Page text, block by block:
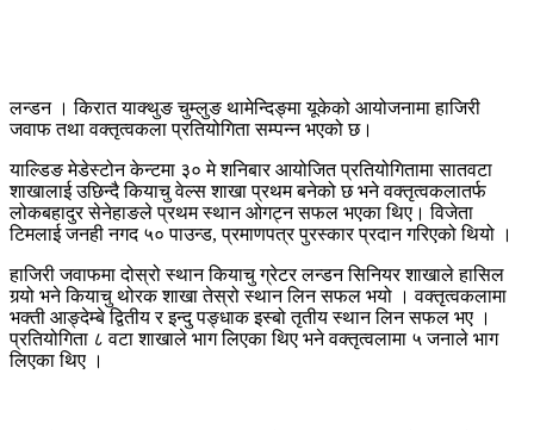
लन्डन । किरात याक्थुङ चुम्लुङ थामेन्दिङ्मा यूकेको आयोजनामा हाजिरी
जवाफ तथा वक्तृत्वकला प्रतियोगिता सम्पन्न भएको छ।
याल्डिङ मेडेस्टोन केन्टमा ३० मे शनिबार आयोजित प्रतियोगितामा सातवटा
शाखालाई उछिन्दै कियाचु वेल्स शाखा प्रथम बनेको छ भने वक्तृत्वकलातर्फ
लोकबहादुर सेनेहाङले प्रथम स्थान ओगट्न सफल भएका थिए। विजेता
टिमलाई जनही नगद ५० पाउन्ड, प्रमाणपत्र पुरस्कार प्रदान गरिएको थियो ।
हाजिरी जवाफमा दोस्रो स्थान कियाचु ग्रेटर लन्डन सिनियर शाखाले हासिल
गर्‍यो भने कियाचु थोरक शाखा तेस्रो स्थान लिन सफल भयो । वक्तृत्वकलामा
भक्ती आङ्देम्बे द्वितीय र इन्दु पङ्धाक इस्बो तृतीय स्थान लिन सफल भए ।
प्रतियोगिता ८ वटा शाखाले भाग लिएका थिए भने वक्तृत्वलामा ५ जनाले भाग
लिएका थिए ।